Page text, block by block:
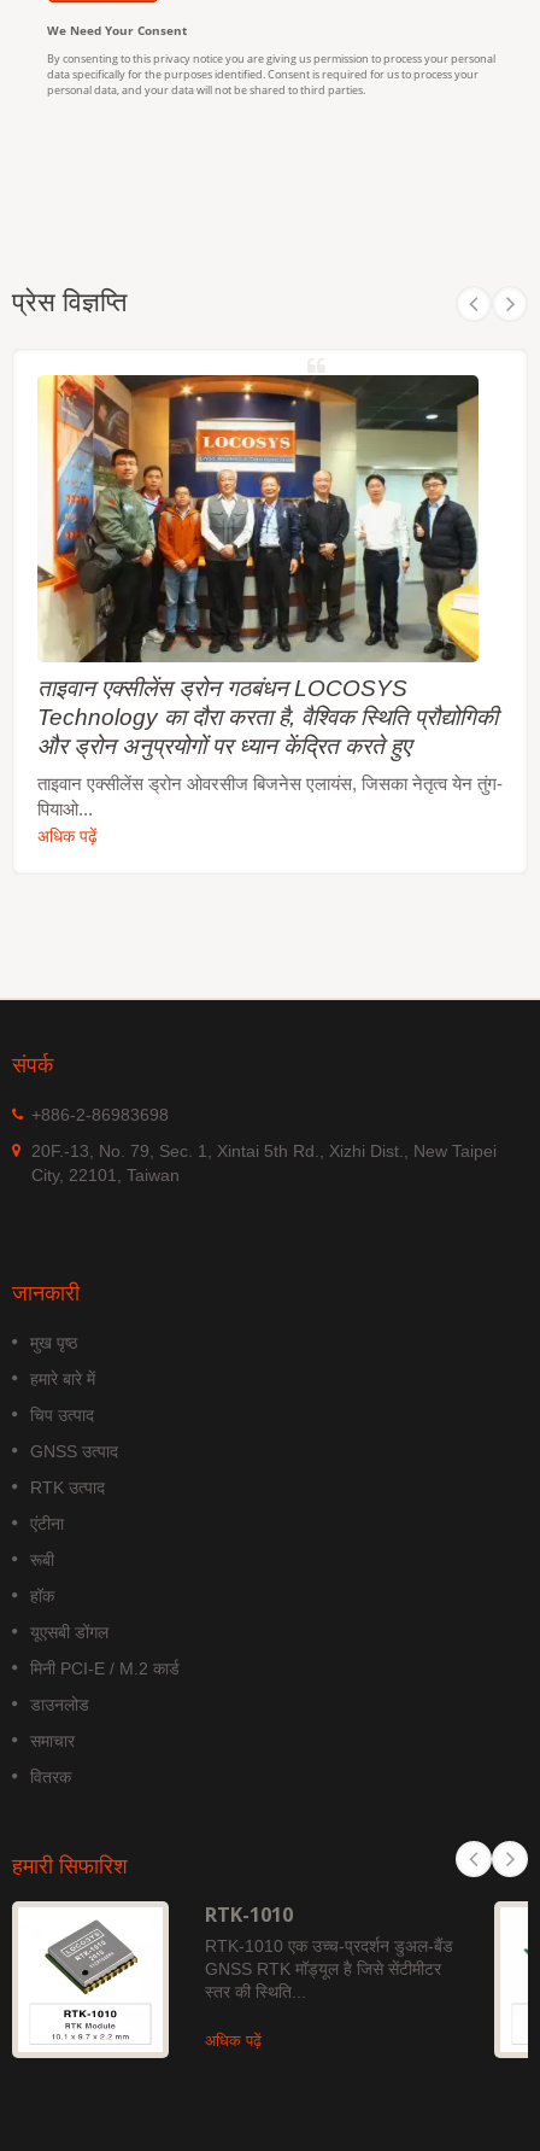
प्रेस विज्ञप्ति
ताइवान एक्सीलेंस ड्रोन गठबंधन LOCOSYS
Technology का दौरा करता है, वैश्विक स्थिति प्रौद्योगिकी
और ड्रोन अनुप्रयोगों पर ध्यान केंद्रित करते हुए
ताइवान एक्सीलेंस ड्रोन ओवरसीज बिजनेस एलायंस, जिसका नेतृत्व येन तुंग-
पियाओ...
अधिक पढ़ें
संपर्क
+886-2-86983698
20F.-13, No. 79, Sec. 1, Xintai 5th Rd., Xizhi Dist., New Taipei
City, 22101, Taiwan
जानकारी
मुख पृष्ठ
हमारे बारे में
चिप उत्पाद
GNSS उत्पाद
RTK उत्पाद
एंटीना
रूबी
हॉक
यूएसबी डोंगल
मिनी PCI-E / M.2 कार्ड
डाउनलोड
समाचार
वितरक
हमारी सिफारिश
RTK-1010
RTK-1010 एक उच्च-प्रदर्शन डुअल-बैंड
GNSS RTK मॉड्यूल है जिसे सेंटीमीटर
स्तर की स्थिति...
अधिक पढ़ें